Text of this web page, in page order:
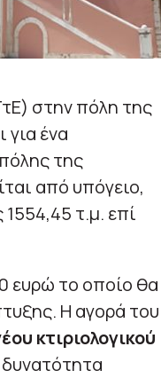
στην πόλη της
για ένα
της
από υπόγειο,
τ.μ. επί
ευρώ το οποίο θα
Η αγορά του
κτιριολογικού
δυνατότητα